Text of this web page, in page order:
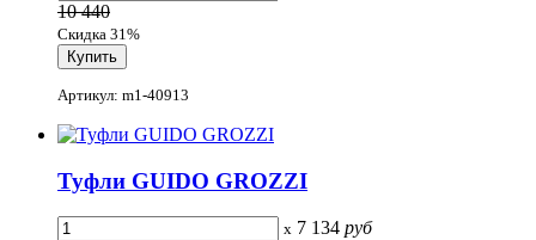
10 440
Скидка 31%
Артикул: m1-40913
Туфли GUIDO GROZZI
x 7 134 руб